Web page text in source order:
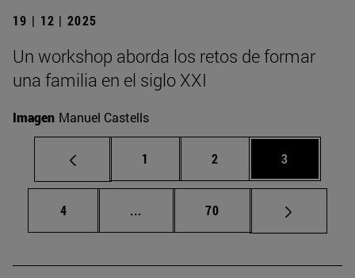
19 | 12 | 2025
Un workshop aborda los retos de formar
una familia en el siglo XXI
Imagen Manuel Castells
Página
1 Página
2 Página
3
Página
4 ... Páginas intermedias Use TAB para
Página
70